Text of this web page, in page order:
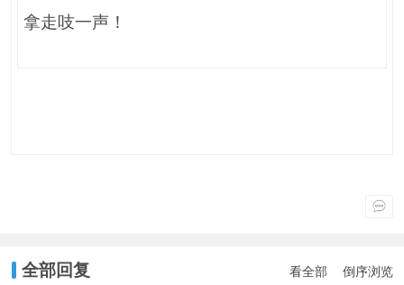
拿走吱一声！
全部回复 看全部 倒序浏览